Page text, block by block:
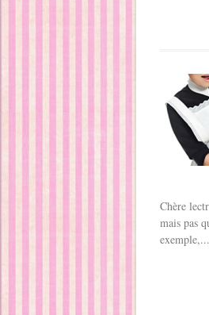
Chère
mais pas
exemple,...